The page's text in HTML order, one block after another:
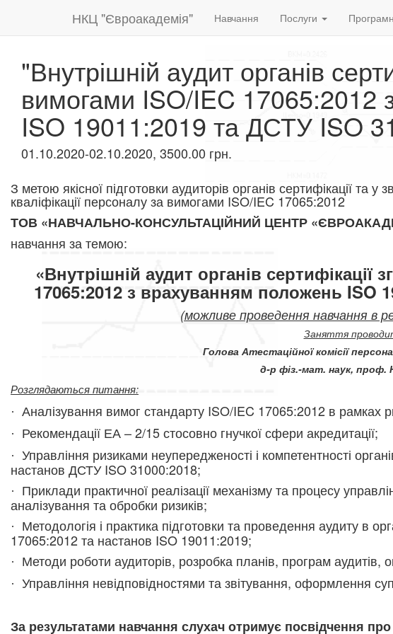
НКЦ "Євроакадемія" Навчання Послуги
"Внутрішній аудит органів
вимогами ISO/IEC 17065:2012
ISO 19011:2019 та ДСТУ ISO
01.10.2020-02.10.2020, 3500.00 грн.
З метою якісної підготовки аудиторів органів сертифікації та у
кваліфікації персоналу​ за вимогами ISO/IEC 17065:2012
ТОВ «НАВЧАЛЬНО-КОНСУЛЬТАЦІЙНИЙ ЦЕНТР
навчання за темою:
«Внутрішній аудит органів сертифікації
17065:2012 з врахуванням положень ISO
(можливе проведення навчання в
Заняття
Голова Атестаційної комісії
д-р фіз.-мат. наук, проф.
Розглядаються питання:
· Аналізування вимог стандарту ISO/IEC 17065:2012 в рамках
· Рекомендації ЕА – 2/15 стосовно гнучкої сфери акредитації;
· Управління ризиками неупередженості і компетентності
настанов ДСТУ ISO 31000:2018;
·
Приклади практичної реалізації механізму та процесу
аналізування та обробки ризиків;
·
Методологія і практика підготовки та проведення аудиту в
17065:2012 та настанов ISO 19011:2019;
· Методи роботи аудиторів, розробка планів, програм аудитів,
· Управління невідповідностями та звітування, оформлення
За результатами навчання слухач отримує посвідчення